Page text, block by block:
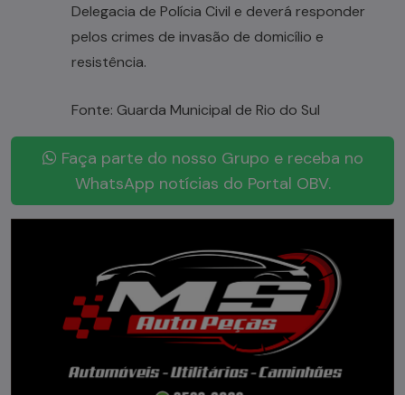
Delegacia de Polícia Civil e deverá responder
pelos crimes de invasão de domicílio e
resistência.
Fonte: Guarda Municipal de Rio do Sul
Faça parte do nosso Grupo e receba no
WhatsApp notícias do Portal OBV.